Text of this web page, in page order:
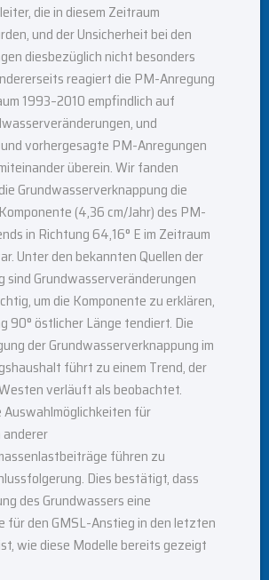
die in diesem Zeitraum
und der Unsicherheit bei den
diesbezüglich nicht besonders
reagiert die PM-Anregung
1993–2010 empfindlich auf
und
vorhergesagte PM-Anregungen
überein. Wir fanden
Grundwasserverknappung die
(4,36 cm/Jahr) des PM-
in Richtung 64,16° E im Zeitraum
Unter den bekannten Quellen der
sind Grundwasserveränderungen
um die Komponente zu erklären,
90° östlicher Länge tendiert. Die
der Grundwasserverknappung im
führt zu einem Trend, der
verläuft als beobachtet.
Auswahlmöglichkeiten für
führen zu
Dies bestätigt, dass
des Grundwassers eine
für den GMSL-Anstieg in den letzten
wie diese Modelle bereits gezeigt